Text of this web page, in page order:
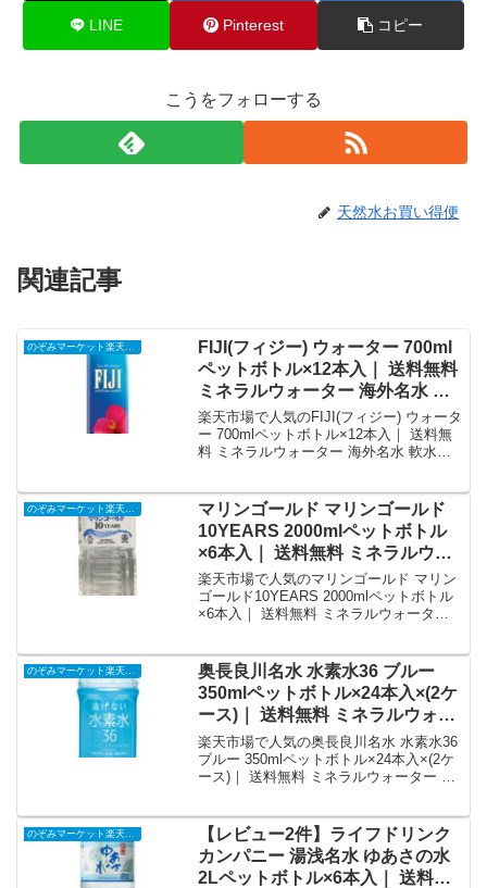
LINE Pinterest コピー
こうをフォローする
天然水お買い得便
関連記事
FIJI(フィジー) ウォーター 700ml
ペットボトル×12本入｜ 送料無料
ミネラルウォーター 海外名水 軟
水｜価格・送料・ポイント還元ま
とめ
楽天市場で人気のFIJI(フィジー) ウォータ
ー 700mlペットボトル×12本入｜ 送料無
料 ミネラルウォーター 海外名水 軟水を
1倍）。実ユーザーレビュー0件・平均評
価0の商品情報・購入方法まとめ。
マリンゴールド マリンゴールド
10YEARS 2000mlペットボトル
×6本入｜ 送料無料 ミネラルウォ
ーター 海洋深層水 水 PET｜価
格・送料・ポイント還元まとめ
楽天市場で人気のマリンゴールド マリン
ゴールド10YEARS 2000mlペットボトル
×6本入｜ 送料無料 ミネラルウォーター
（送料別・ポイント1倍）。実ユーザーレ
ビュー0件・平均評価0の商品情報・購入
方法まとめ。
のぞみマーケット楽天市場店
奥長良川名水 水素水36 ブルー
350mlペットボトル×24本入×(2ケ
ース)｜ 送料無料 ミネラルウォー
ター 水素 鉱水｜価格・送料・ポ
イント還元まとめ
楽天市場で人気の奥長良川名水 水素水36
ブルー 350mlペットボトル×24本入×(2ケ
ース)｜ 送料無料 ミネラルウォーター 水
別・ポイント1倍）。実ユーザーレビュー
0件・平均評価0の商品情報・購入方法ま
とめ。
【レビュー2件】ライフドリンク
カンパニー 湯浅名水 ゆあさの水
2Lペットボトル×6本入｜ 送料無